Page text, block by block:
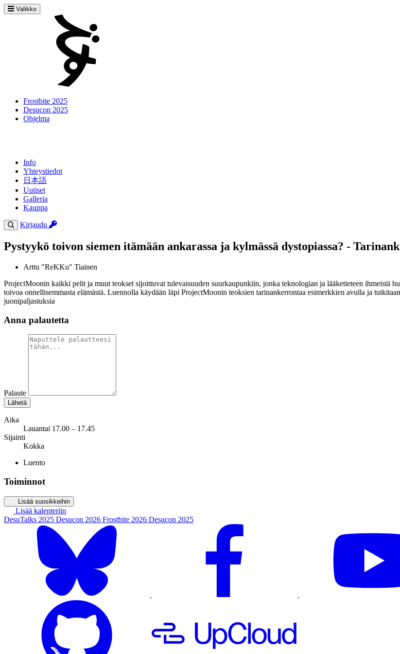
Valikko
Frostbite 2025
Desucon 2025
Ohjelma
Info
Yhteystiedot
日本語
Uutiset
Galleria
Kauppa
Kirjaudu
Pystyykö toivon siemen itämään ankarassa ja kylmässä dystopiassa? -
Arttu "ReKKu" Tiainen
ProjectMoonin kaikki pelit ja muut teokset sijoittuvat tulevaisuuden suurkaupunkiin, jonka teknologian ja lääketieteen ihmeistä
toivoa onnellisemmasta elämästä. Luennolla käydään läpi ProjectMoonin teoksien tarinankerrontaa esimerkkien avulla ja
juonipaljastuksia
Anna palautetta
Palaute
Lähetä
Aika
Lauantai 17.00 – 17.45
Sijainti
Kokka
Luento
Toiminnot
Lisää suosikkeihin
Lisää kalenteriin
DesuTalks 2025 Desucon 2026 Frostbite 2026 Desucon 2025